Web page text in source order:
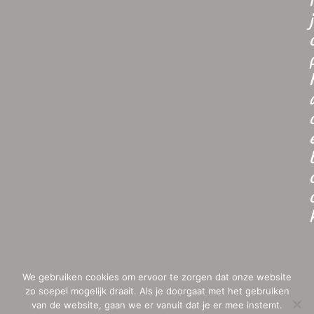
j
We gebruiken cookies om ervoor te zorgen dat onze website
zo soepel mogelijk draait. Als je doorgaat met het gebruiken
van de website, gaan we er vanuit dat je er mee instemt.